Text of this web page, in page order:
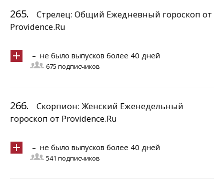
265.
Стрелец: Общий Ежедневный гороскоп от
Providence.Ru
– не было выпусков более 40 дней
675 подписчиков
266.
Скорпион: Женский Еженедельный
гороскоп от Providence.Ru
– не было выпусков более 40 дней
541 подписчиков